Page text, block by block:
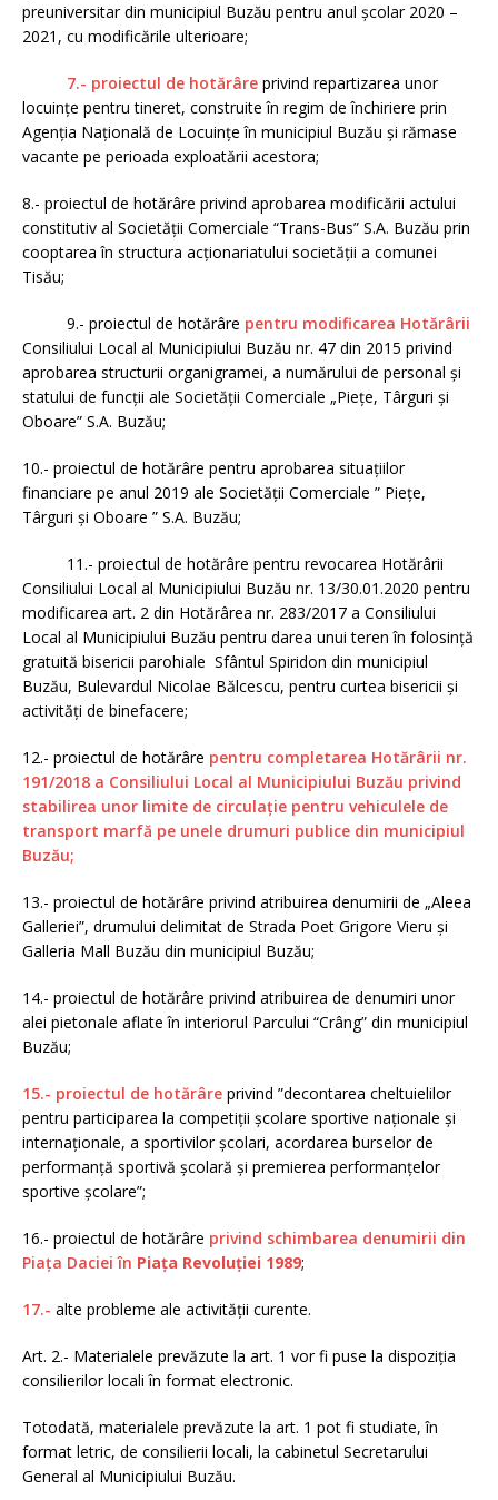
preuniversitar din municipiul Buzău pentru anul şcolar 2020 –
2021, cu modificările ulterioare;
7.- proiectul de hotărâre privind repartizarea unor
locuinţe pentru tineret, construite în regim de închiriere prin
Agenţia Naţională de Locuinţe în municipiul Buzău şi rămase
vacante pe perioada exploatării acestora;
8.- proiectul de hotărâre privind aprobarea modificării actului
constitutiv al Societăţii Comerciale “Trans-Bus” S.A. Buzău prin
cooptarea în structura acționariatului societății a comunei
Tisău;
9.- proiectul de hotărâre pentru modificarea Hotărârii
Consiliului Local al Municipiului Buzău nr. 47 din 2015 privind
aprobarea structurii organigramei, a numărului de personal și
statului de funcții ale Societăţii Comerciale „Pieţe, Târguri şi
Oboare” S.A. Buzău;
10.- proiectul de hotărâre pentru aprobarea situaţiilor
financiare pe anul 2019 ale Societăţii Comerciale ” Pieţe,
Târguri şi Oboare ” S.A. Buzău;
11.- proiectul de hotărâre pentru revocarea Hotărârii
Consiliului Local al Municipiului Buzău nr. 13/30.01.2020 pentru
modificarea art. 2 din Hotărârea nr. 283/2017 a Consiliului
Local al Municipiului Buzău pentru darea unui teren în folosinţă
gratuită bisericii parohiale Sfântul Spiridon din municipiul
Buzău, Bulevardul Nicolae Bălcescu, pentru curtea bisericii şi
activităţi de binefacere;
12.- proiectul de hotărâre pentru completarea Hotărârii nr.
191/2018 a Consiliului Local al Municipiului Buzău privind
stabilirea unor limite de circulație pentru vehiculele de
transport marfă pe unele drumuri publice din municipiul
Buzău;
13.- proiectul de hotărâre privind atribuirea denumirii de „Aleea
Galleriei”, drumului delimitat de Strada Poet Grigore Vieru și
Galleria Mall Buzău din municipiul Buzău;
14.- proiectul de hotărâre privind atribuirea de denumiri unor
alei pietonale aflate în interiorul Parcului “Crâng” din municipiul
Buzău;
15.- proiectul de hotărâre privind ”decontarea cheltuielilor
pentru participarea la competiții școlare sportive naționale și
internaționale, a sportivilor școlari, acordarea burselor de
performanță sportivă școlară și premierea performanțelor
sportive școlare”;
16.- proiectul de hotărâre privind schimbarea denumirii din
Piața Daciei în Piața Revoluției 1989;
17.- alte probleme ale activității curente.
Art. 2.- Materialele prevăzute la art. 1 vor fi puse la dispoziția
consilierilor locali în format electronic.
Totodată, materialele prevăzute la art. 1 pot fi studiate, în
format letric, de consilierii locali, la cabinetul Secretarului
General al Municipiului Buzău.